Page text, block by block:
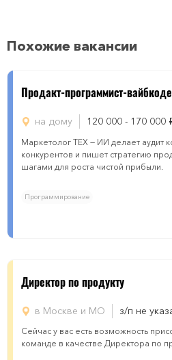
Похожие вакансии
Продакт-программист-
на дому 120 000 - 170 000
Маркетолог ТЕХ — ИИ делает аудит
конкурентов и пишет стратегию
шагами для роста чистой прибыли.
Программирование
Директор по продукту
в Москве и МО з/п не
Сейчас у вас есть возможность
команде в качестве Директора по